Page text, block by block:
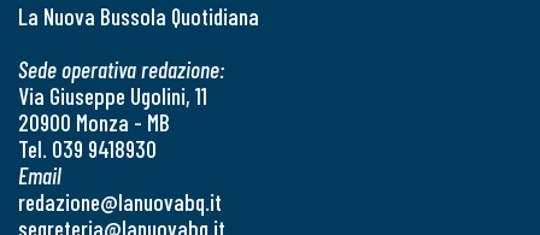
La Nuova Bussola Quotidiana
Sede operativa redazione:
Via Giuseppe Ugolini, 11
20900 Monza - MB
Tel. 039 9418930
Email
redazione@lanuovabq.it
segreteria@lanuovabq.it